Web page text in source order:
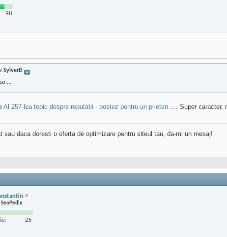
98
SylverD
...
Al 257-lea topic despre reputatii - postez pentru un prieten .... Super caracter,
sau daca doresti o oferta de optimizare pentru siteul tau, da-mi un mesaj!
25